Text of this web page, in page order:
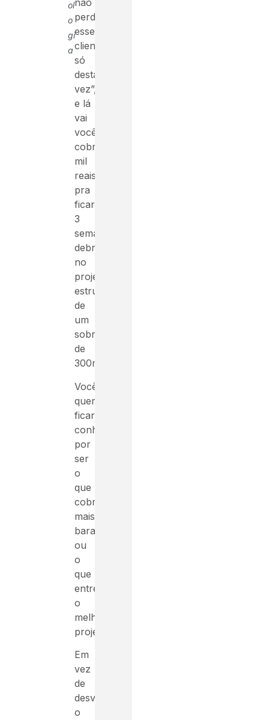
ol
o
gi
a
não
perder
esse
cliente,
só
desta
vez”,
e lá
vai
você,
cobrar
mil
reais
pra
ficar
3
semanas
debruçado
no
projeto
estrutural
de
um
sobrado
de
300m².
Você
quer
ficar
conhecido
por
ser
o
que
cobra
mais
barato
ou
o
que
entrega
o
melhor
projeto?
Em
vez
de
desvalorizar
o